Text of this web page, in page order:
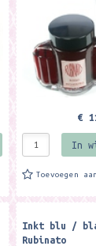
€
In
Toevoegen
Inkt blu /
Rubinato